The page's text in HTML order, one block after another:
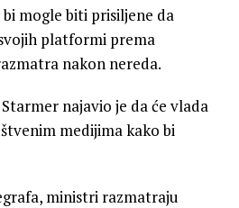
mogle biti prisiljene da
platformi prema
nakon nereda.
najavio je da će vlada
medijima kako bi
ministri razmatraju